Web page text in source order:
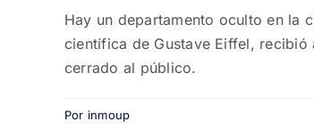
Hay un departamento oculto en la
científica de Gustave Eiffel,
cerrado al público.
Por inmoup